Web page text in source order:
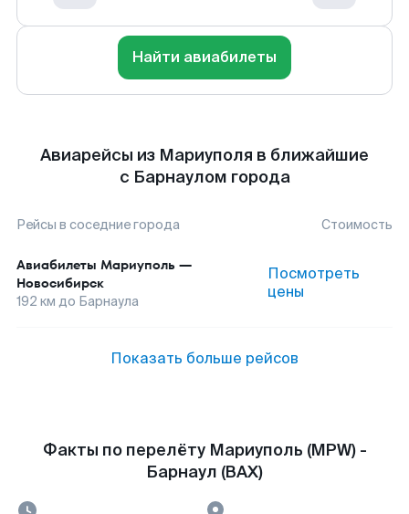
Найти авиабилеты
Авиарейсы из Мариуполя в ближайшие
с Барнаулом города
Рейсы в соседние города Стоимость
Авиабилеты Мариуполь —
Новосибирск
192 км до Барнаула
Посмотреть
цены
Показать больше рейсов
Факты по перелёту Мариуполь (MPW) -
Барнаул (BAX)